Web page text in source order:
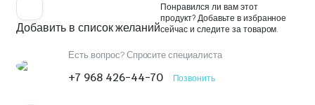
Понравился ли вам этот
продукт? Добавьте в избранное
сейчас и следите за товаром.
Добавить в список желаний
Есть вопрос? Спросите специалиста
+7 968 426-44-70 Позвонить